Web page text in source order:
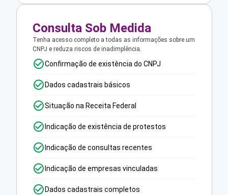
Consulta Sob Medida
Tenha acesso completo a todas as informações sobre um
CNPJ e reduza riscos de inadimplência.
Confirmação de existência do CNPJ
Dados cadastrais básicos
Situação na Receita Federal
Indicação de existência de protestos
Indicação de consultas recentes
Indicação de empresas vinculadas
Dados cadastrais completos